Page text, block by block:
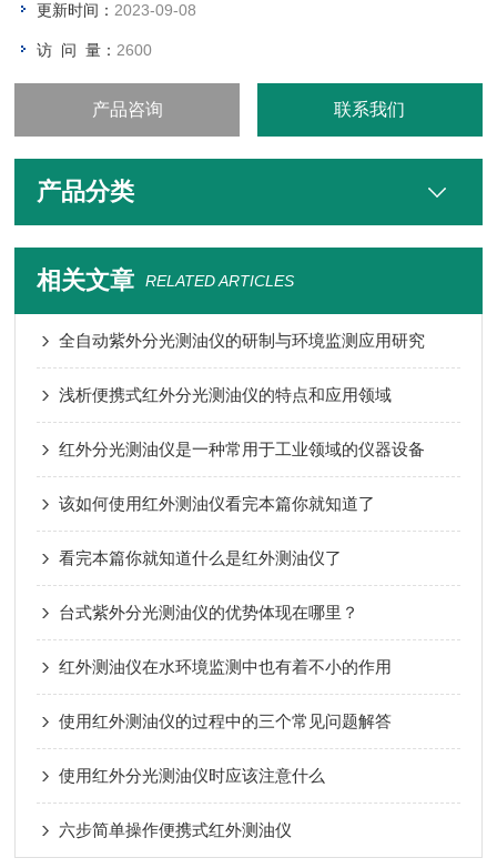
更新时间： 2023-09-08
访 问 量： 2600
产品咨询 联系我们
产品分类
相关文章 RELATED ARTICLES
全自动紫外分光测油仪的研制与环境监测应用研究
浅析便携式红外分光测油仪的特点和应用领域
红外分光测油仪是一种常用于工业领域的仪器设备
该如何使用红外测油仪看完本篇你就知道了
看完本篇你就知道什么是红外测油仪了
台式紫外分光测油仪的优势体现在哪里？
红外测油仪在水环境监测中也有着不小的作用
使用红外测油仪的过程中的三个常见问题解答
使用红外分光测油仪时应该注意什么
六步简单操作便携式红外测油仪